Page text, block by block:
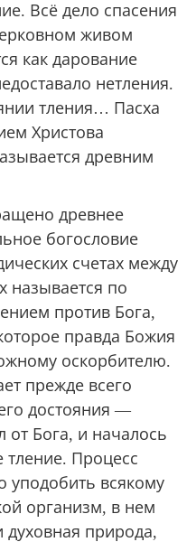
Всё дело спасения
живом
как дарование
нетления.
тления… Пасха
Христова
древним
древнее
богословие
счетах между
называется по
против Бога,
правда Божия
оскорбителю.
прежде всего
достояния —
от Бога, и началось
тление. Процесс
уподобить всякому
организм, в нем
природа,